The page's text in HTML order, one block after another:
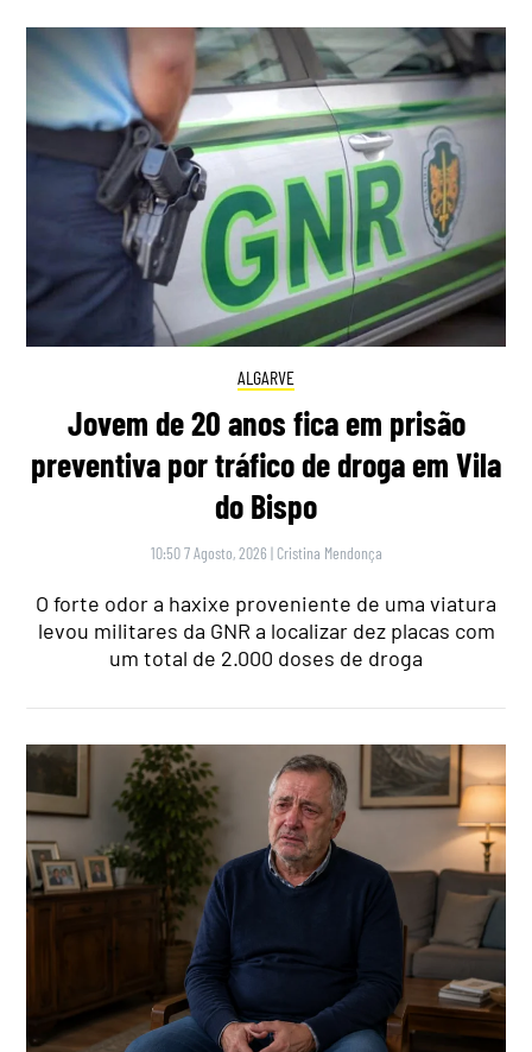
ALGARVE
Jovem de 20 anos fica em prisão
preventiva por tráfico de droga em Vila
do Bispo
10:50 7 Agosto, 2026 | Cristina Mendonça
O forte odor a haxixe proveniente de uma viatura
levou militares da GNR a localizar dez placas com
um total de 2.000 doses de droga